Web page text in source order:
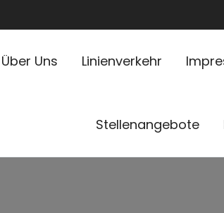
Über Uns Linienverkehr
Stellenangebote